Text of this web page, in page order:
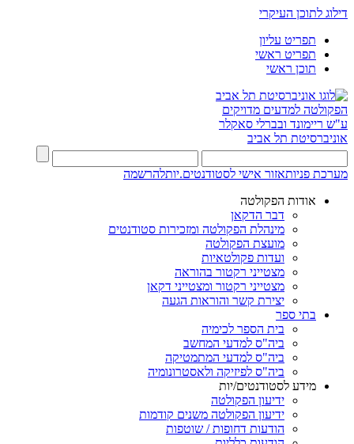
דילוג לתוכן העיקרי
תפריט עליון
תפריט ראשי
תוכן ראשי
הפקולטה למדעים מדויקים
ע"ש ריימונד ובברלי סאקלר
אוניברסיטת תל אביב
מערכת פניותאזור אישי לסטודנטים.יותלהרשמה
אודות הפקולטה
דבר הדקאן
מינהלת הפקולטה ומזכירות סטודנטים
מועצת הפקולטה
ועדות פקולטאיות
מצטייני רקטור בהוראה
מצטייני רקטור ומצטייני דקאן
יצירת קשר והוראות הגעה
בתי ספר
בית הספר לכימיה
ביה"ס למדעי המחשב
ביה"ס למדעי המתמטיקה
ביה"ס לפיזיקה ולאסטרונומיה
מידע לסטודנטים/יות
ידיעון הפקולטה
ידיעון הפקולטה משנים קודמות
הודעות דחופות / שוטפות